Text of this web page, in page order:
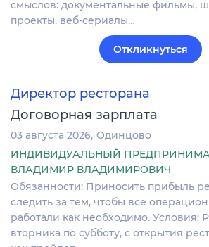
смыслов: документальные фильмы,
проекты, веб-сериалы…
Откликнуться
Директор ресторана
Договорная зарплата
03 августа 2026 Одинцово
ИНДИВИДУАЛЬНЫЙ
ВЛАДИМИР ВЛАДИМИРОВИЧ
Обязанности: Приносить прибыль
следить за тем, чтобы все
работали как необходимо. Условия:
вторника по субботу, с открытия